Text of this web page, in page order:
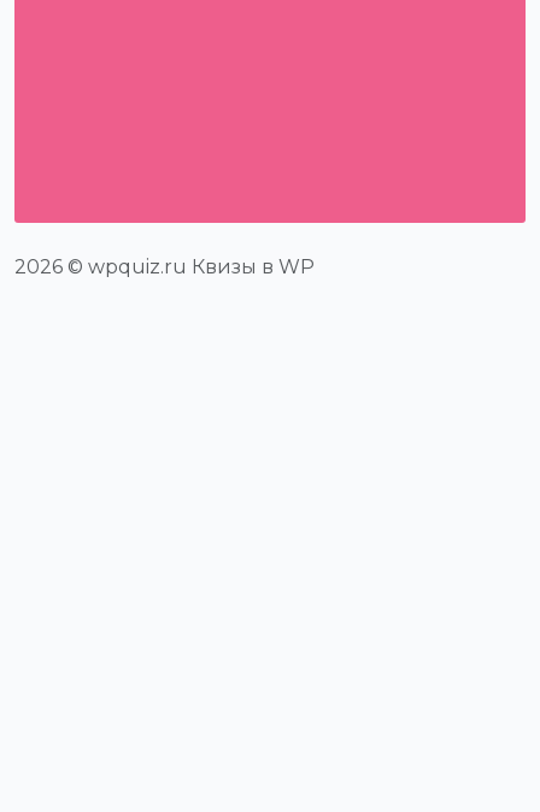
2026 © wpquiz.ru Квизы в WP